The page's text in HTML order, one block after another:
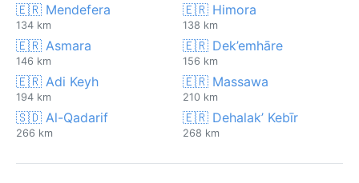
🇪🇷 Mendefera
134 km
🇪🇷 Himora
138 km
🇪🇷 Asmara
146 km
🇪🇷 Dek’emhāre
156 km
🇪🇷 Adi Keyh
194 km
🇪🇷 Massawa
210 km
🇸🇩 Al-Qadarif
266 km
🇪🇷 Dehalak’ Kebīr
268 km